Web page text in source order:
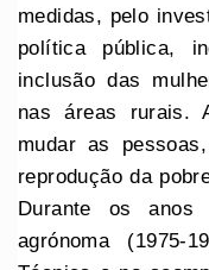
medidas, pelo
política pública,
inclusão das
nas áreas rurais.
mudar as
reprodução da
Durante os
agrónoma (1975-